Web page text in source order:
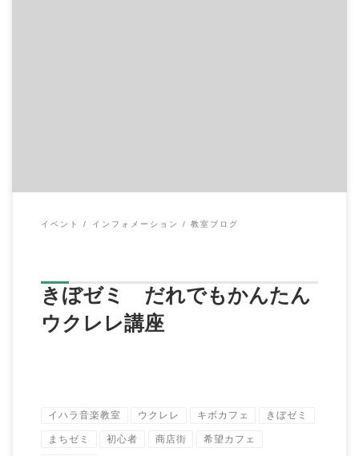
イベント インフォメーション 教室ブログ
きぼゼミ だれでもかんたん
ウクレレ講座
イハラ音楽教室 ウクレレ キボカフェ きぼゼミ
まちゼミ 初心者 商店街 希望カフェ